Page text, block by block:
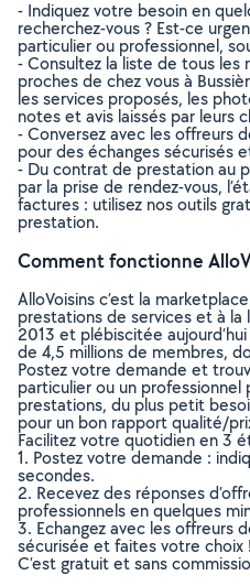
- Indiquez votre besoin en
recherchez-vous ? Est-ce
particulier ou professionnel,
- Consultez la liste de tous
proches de chez vous à
les services proposés, les
notes et avis laissés par leurs
- Conversez avec les offreurs
pour des échanges sécurisés
- Du contrat de prestation au
par la prise de rendez-vous,
factures : utilisez nos outils
prestation.
Comment fonctionne
AlloVoisins c’est la
prestations de services et à
2013 et plébiscitée
de 4,5 millions de membres,
Postez votre demande et
particulier ou un
prestations, du plus petit
pour un bon rapport qualité/
Facilitez votre quotidien en 3
1. Postez votre demande :
secondes.
2. Recevez des réponses
professionnels en quelques
3. Echangez avec les offreurs
sécurisée et faites votre choix !
C’est gratuit et sans